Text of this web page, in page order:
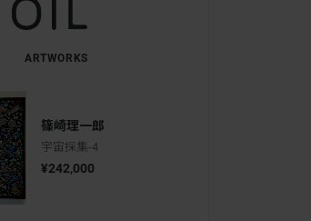
ARTWORKS
篠崎理一郎
宇宙採集-4
¥242,000